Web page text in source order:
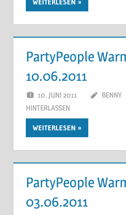
WEITERLESEN
PartyPeople
10.06.2011
10. JUNI 2011 BENNY
HINTERLASSEN
WEITERLESEN
PartyPeople
03.06.2011